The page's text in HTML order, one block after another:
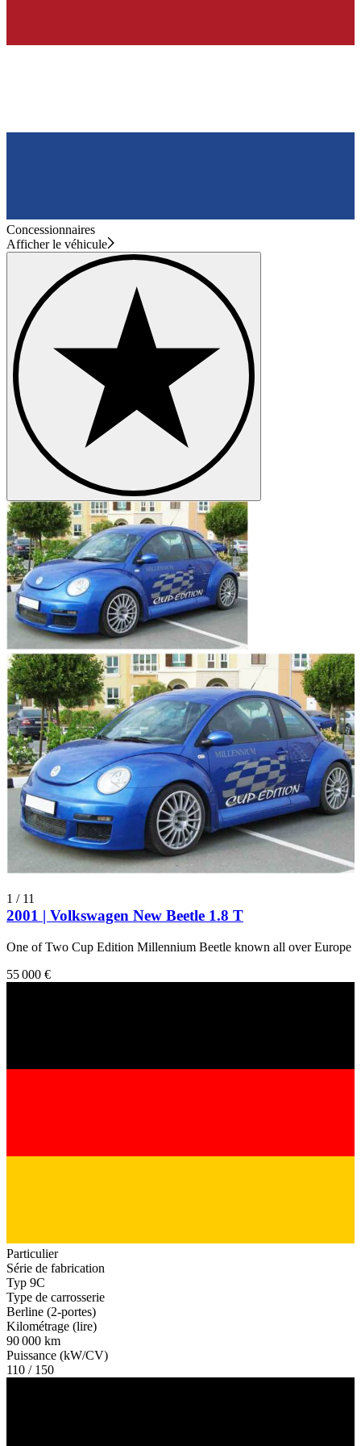
Concessionnaires
Afficher le véhicule
1 / 11
2001 | Volkswagen New Beetle 1.8 T
One of Two Cup Edition Millennium Beetle known all over Europe
55 000 €
Particulier
Série de fabrication
Typ 9C
Type de carrosserie
Berline (2-portes)
Kilométrage (lire)
90 000 km
Puissance (kW/CV)
110 / 150